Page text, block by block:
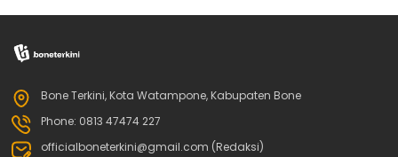
Bone Terkini, Kota Watampone, Kabupaten Bone
Phone: 0813 47474 227
officialboneterkini@gmail.com (Redaksi)